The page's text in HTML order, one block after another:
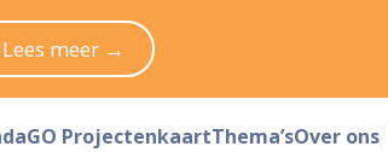
Lees meer →
GO ProjectenkaartThema’sOver ons